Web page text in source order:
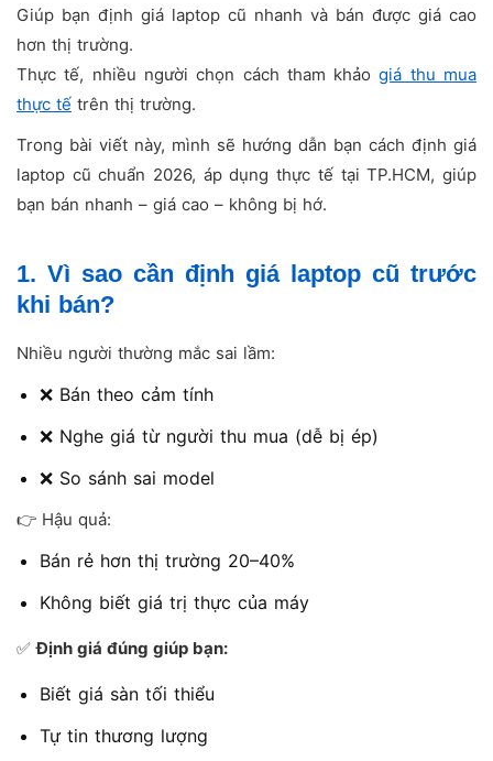
Giúp bạn định giá laptop cũ nhanh và bán được giá cao
hơn thị trường.
Thực tế, nhiều người chọn cách tham khảogiá thu mua
thực tế trên thị trường.
Trong bài viết này, mình sẽ hướng dẫn bạn cách định giá
laptop cũ chuẩn 2026, áp dụng thực tế tại TP.HCM, giúp
bạn bán nhanh – giá cao – không bị hớ.
1. Vì sao cần định giá laptop cũ trước
khi bán?
Nhiều người thường mắc sai lầm:
❌ Bán theo cảm tính
❌ Nghe giá từ người thu mua (dễ bị ép)
❌ So sánh sai model
👉 Hậu quả:
Bán rẻ hơn thị trường 20–40%
Không biết giá trị thực của máy
✅Định giá đúng giúp bạn:
Biết giá sàn tối thiểu
Tự tin thương lượng